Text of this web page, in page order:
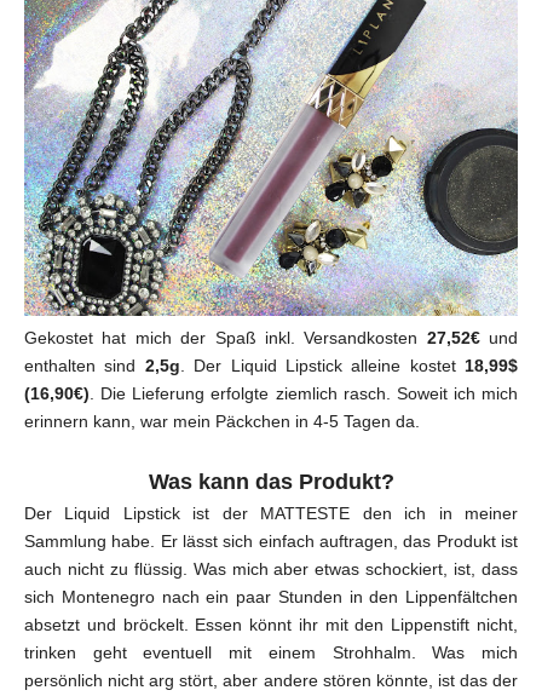
Gekostet hat mich der Spaß inkl. Versandkosten 27,52€und
enthalten sind 2,5g . Der Liquid Lipstick alleine kostet 18,99$
(16,90€) . Die Lieferung erfolgte ziemlich rasch. Soweit ich mich
erinnern kann, war mein Päckchen in 4-5 Tagen da.
Was kann das Produkt?
Der Liquid Lipstick ist der MATTESTE den ich in meiner
Sammlung habe. Er lässt sich einfach auftragen, das Produkt ist
auch nicht zu flüssig. Was mich aber etwas schockiert, ist, dass
sich Montenegro nach ein paar Stunden in den Lippenfältchen
absetzt und bröckelt. Essen könnt ihr mit den Lippenstift nicht,
trinken geht eventuell mit einem Strohhalm. Was mich
persönlich nicht arg stört, aber andere stören könnte, ist das der